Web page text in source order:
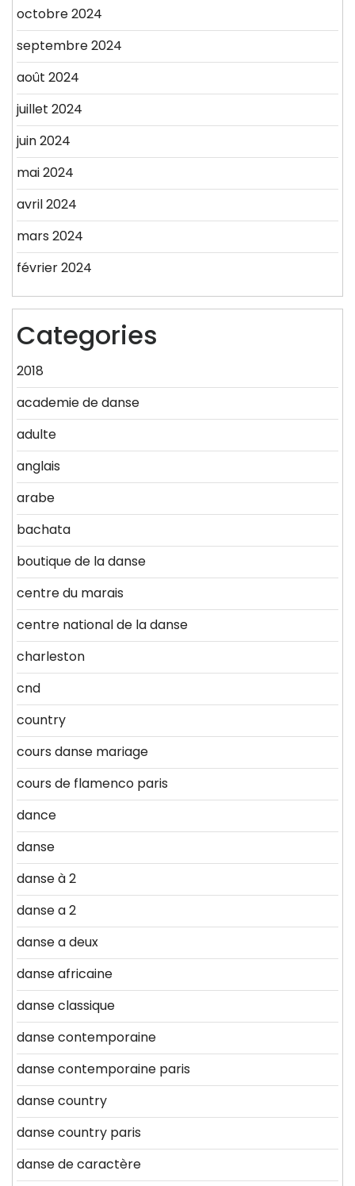
octobre 2024
septembre 2024
août 2024
juillet 2024
juin 2024
mai 2024
avril 2024
mars 2024
février 2024
Categories
2018
academie de danse
adulte
anglais
arabe
bachata
boutique de la danse
centre du marais
centre national de la danse
charleston
cnd
country
cours danse mariage
cours de flamenco paris
dance
danse
danse à 2
danse a 2
danse a deux
danse africaine
danse classique
danse contemporaine
danse contemporaine paris
danse country
danse country paris
danse de caractère